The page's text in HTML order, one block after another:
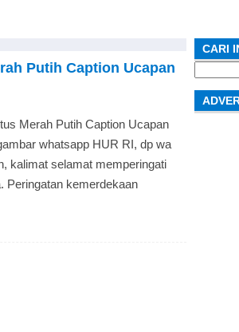
Putih Caption Ucapan
Merah Putih Caption Ucapan
whatsapp HUR RI, dp wa
kalimat selamat memperingati
Peringatan kemerdekaan
CARI
for: